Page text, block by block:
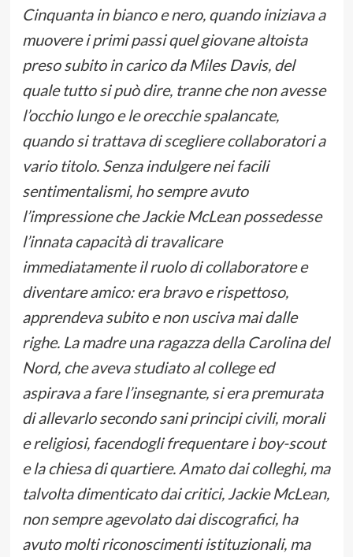
Cinquanta in bianco e nero, quando iniziava a
muovere i primi passi quel giovane altoista
preso subito in carico da Miles Davis, del
quale tutto si può dire, tranne che non avesse
l’occhio lungo e le orecchie spalancate,
quando si trattava di scegliere collaboratori a
vario titolo. Senza indulgere nei facili
sentimentalismi, ho sempre avuto
l’impressione che Jackie McLean possedesse
l’innata capacità di travalicare
immediatamente il ruolo di collaboratore e
diventare amico: era bravo e rispettoso,
apprendeva subito e non usciva mai dalle
righe. La madre una ragazza della Carolina del
Nord, che aveva studiato al college ed
aspirava a fare l’insegnante, si era premurata
di allevarlo secondo sani principi civili, morali
e religiosi, facendogli frequentare i boy-scout
e la chiesa di quartiere. Amato dai colleghi, ma
talvolta dimenticato dai critici, Jackie McLean,
non sempre agevolato dai discografici, ha
avuto molti riconoscimenti istituzionali, ma